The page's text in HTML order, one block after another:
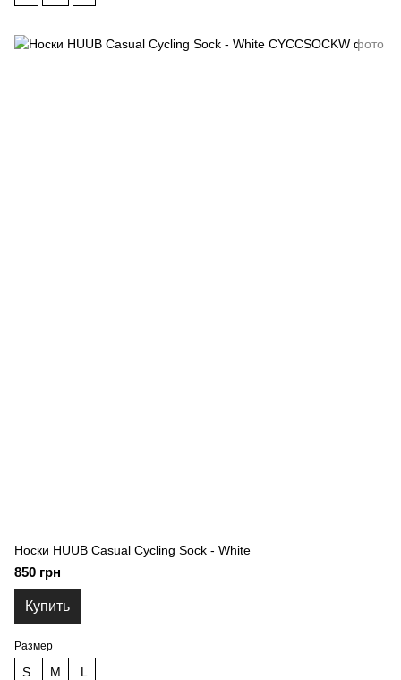
Носки HUUB Casual Cycling Sock - White
850 грн
Купить
Размер
S M L